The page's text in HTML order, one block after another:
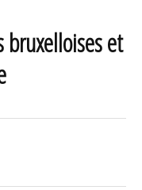
bruxelloises et